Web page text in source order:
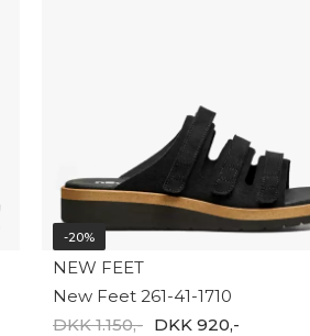
-20%
NEW FEET
New Feet 261-41-1710
DKK 1.150,- DKK 920,-